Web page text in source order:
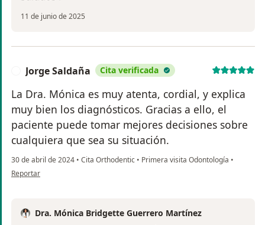
11 de junio de 2025
Jorge Saldaña Cita verificada
La Dra. Mónica es muy atenta, cordial, y explica
muy bien los diagnósticos. Gracias a ello, el
paciente puede tomar mejores decisiones sobre
cualquiera que sea su situación.
30 de abril de 2024 • Cita Orthodentic • Primera visita Odontología •
en opinión del usuario Jorge Saldaña
Reportar
Dra. Mónica Bridgette Guerrero Martínez